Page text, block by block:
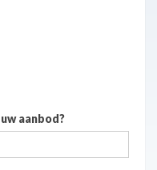
aanbod?